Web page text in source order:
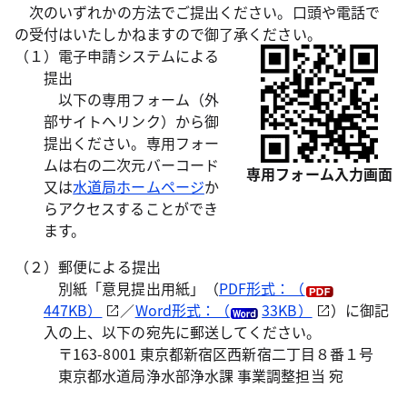
次のいずれかの方法でご提出ください。口頭や電話で
の受付はいたしかねますので御了承ください。
専用フォーム入力画面
（１）電子申請システムによる
提出
以下の専用フォーム（外
部サイトへリンク）から御
提出ください。専用フォー
ムは右の二次元バーコード
又は水道局ホームページか
らアクセスすることができ
ます。
（２）郵便による提出
別紙「意見提出用紙」（PDF形式：（
447KB）
／Word形式：（ 33KB）
）に御記
入の上、以下の宛先に郵送してください。
〒163-8001 東京都新宿区西新宿二丁目８番１号
東京都水道局浄水部浄水課 事業調整担当 宛